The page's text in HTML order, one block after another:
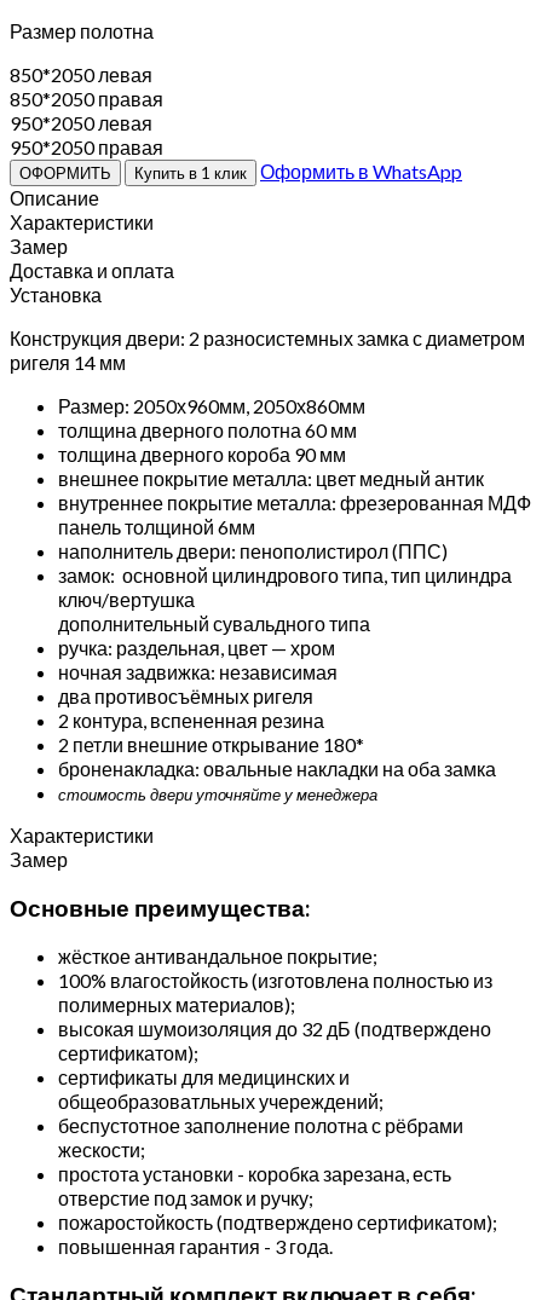
Размер полотна
850*2050 левая
850*2050 правая
950*2050 левая
950*2050 правая
ОФОРМИТЬ Купить в 1 клик
Оформить в WhatsApp
Описание
Характеристики
Замер
Доставка и оплата
Установка
Конструкция двери: 2 разносистемных замка с диаметром
ригеля 14 мм
Размер: 2050х960мм, 2050х860мм
толщина дверного полотна 60 мм
толщина дверного короба 90 мм
внешнее покрытие металла: цвет медный антик
внутреннее покрытие металла: фрезерованная МДФ
панель толщиной 6мм
наполнитель двери: пенополистирол (ППС)
замок: основной цилиндрового типа, тип цилиндра
ключ/вертушка
дополнительный сувальдного типа
ручка: раздельная, цвет — хром
ночная задвижка: независимая
два противосъёмных ригеля
2 контура, вспененная резина
2 петли внешние открывание 180*
броненакладка: овальные накладки на оба замка
стоимость двери уточняйте у менеджера
Характеристики
Замер
Основные преимущества:
жёсткое антивандальное покрытие;
100% влагостойкость (изготовлена полностью из
полимерных материалов);
высокая шумоизоляция до 32 дБ (подтверждено
сертификатом);
сертификаты для медицинских и
общеобразоватльных учереждений;
беспустотное заполнение полотна с рёбрами
жескости;
простота установки - коробка зарезана, есть
отверстие под замок и ручку;
пожаростойкость (подтверждено сертификатом);
повышенная гарантия - 3 года.